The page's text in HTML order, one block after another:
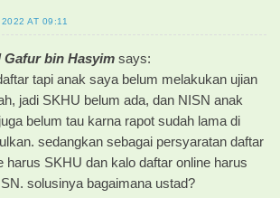
AT 09:11
Gafur bin Hasyim says:
tapi anak saya belum melakukan ujian
jadi SKHU belum ada, dan NISN anak
belum tau karna rapot sudah lama di
sedangkan sebagai persyaratan daftar
harus SKHU dan kalo daftar online harus
solusinya bagaimana ustad?